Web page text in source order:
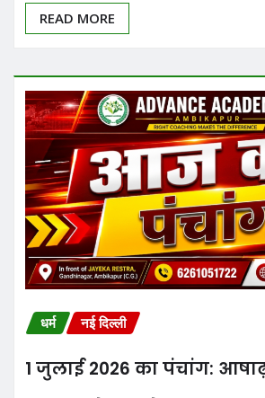
READ MORE
धर्म नई दिल्ली
1 जुलाई 2026 का पंचांग: